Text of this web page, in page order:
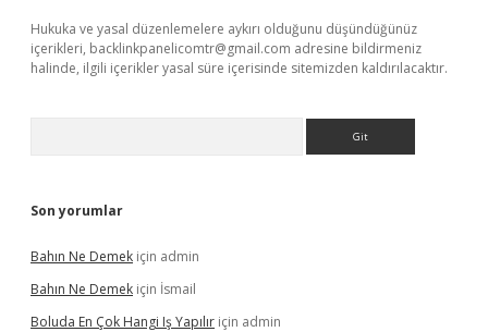
Hukuka ve yasal düzenlemelere aykırı olduğunu düşündüğünüz
içerikleri, backlinkpanelicomtr@gmail.com adresine bildirmeniz
halinde, ilgili içerikler yasal süre içerisinde sitemizden kaldırılacaktır.
Son yorumlar
Bahın Ne Demek için admin
Bahın Ne Demek için İsmail
Boluda En Çok Hangi Iş Yapılır için admin